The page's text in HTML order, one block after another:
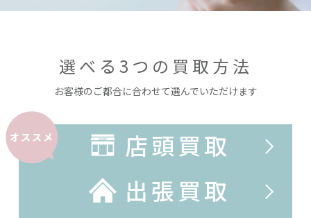
選べる3つの買取方法
お客様のご都合に合わせて選んでいただけます
オススメ
店頭買取
出張買取